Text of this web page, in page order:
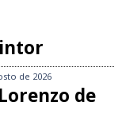
de 2026
de